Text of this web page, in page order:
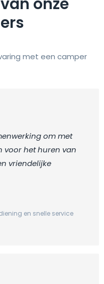
met een camper
om met
voor het huren van
vriendelijke
en snelle service